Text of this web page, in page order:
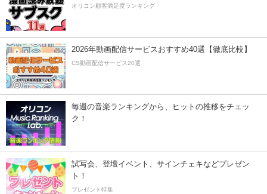
オリコン顧客満足度ランキング
2026年動画配信サービスおすすめ40選【徹底比較】
CS動画配信サービス20選
毎週の音楽ランキングから、ヒットの推移をチェッ
ク！
試写会、登壇イベント、サインチェキなどプレゼン
ト！
プレゼント特集